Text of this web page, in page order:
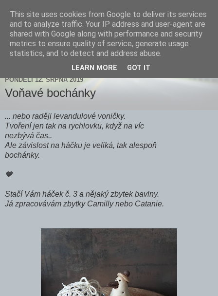
Zdenička
PONDĚLÍ 12. SRPNA 2019
Voňavé bochánky
... nebo raději levandulové voničky.
Tvoření jen tak na rychlovku, když na víc
nezbývá čas..
Ale závislost na háčku je veliká, tak alespoň
bochánky.
💙
Stačí Vám háček č. 3 a nějaký zbytek bavlny.
Já zpracovávám zbytky Camilly nebo Catanie.
This site uses cookies from Google to deliver its services
and to analyze traffic. Your IP address and user-agent are
shared with Google along with performance and security
metrics to ensure quality of service, generate usage
statistics, and to detect and address abuse.
LEARN MORE GOT IT